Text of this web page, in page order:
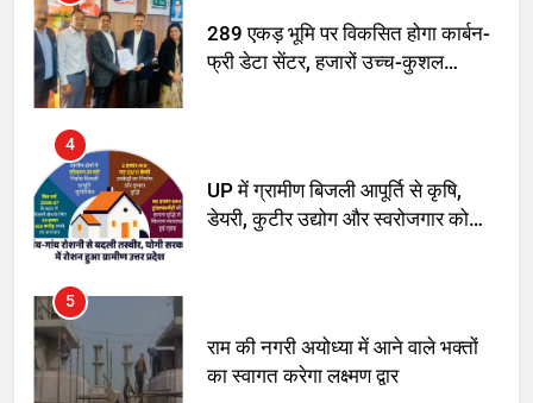
289 एकड़ भूमि पर विकसित होगा कार्बन-
फ्री डेटा सेंटर, हजारों उच्च-कुशल
4
UP में ग्रामीण बिजली आपूर्ति से कृषि,
डेयरी, कुटीर उद्योग और स्वरोजगार को
5
राम की नगरी अयोध्या में आने वाले भक्तों
का स्वागत करेगा लक्ष्मण द्वार